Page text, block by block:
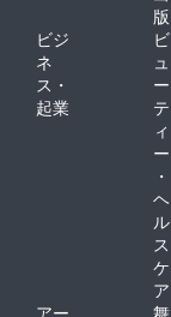
版
ビジ
ネ
ス・
起業
ビ
ュ
ー
テ
ィ
ー
・
ヘ
ル
ス
ケ
ア